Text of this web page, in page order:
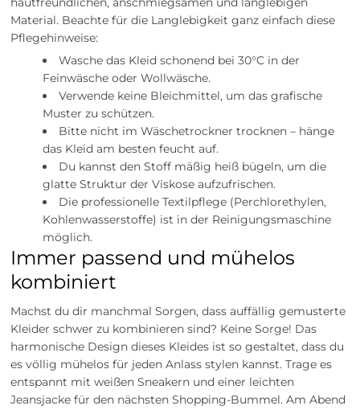
Material. Beachte für die Langlebigkeit ganz einfach diese
Pflegehinweise:
Wasche das Kleid schonend bei 30°C in der
Feinwäsche oder Wollwäsche.
Verwende keine Bleichmittel, um das grafische
Muster zu schützen.
Bitte nicht im Wäschetrockner trocknen – hänge
das Kleid am besten feucht auf.
Du kannst den Stoff mäßig heiß bügeln, um die
glatte Struktur der Viskose aufzufrischen.
Die professionelle Textilpflege (Perchlorethylen,
Kohlenwasserstoffe) ist in der Reinigungsmaschine
möglich.
Immer passend und mühelos
kombiniert
Machst du dir manchmal Sorgen, dass auffällig gemusterte
Kleider schwer zu kombinieren sind? Keine Sorge! Das
harmonische Design dieses Kleides ist so gestaltet, dass du
es völlig mühelos für jeden Anlass stylen kannst. Trage es
entspannt mit weißen Sneakern und einer leichten
Jeansjacke für den nächsten Shopping-Bummel. Am Abend